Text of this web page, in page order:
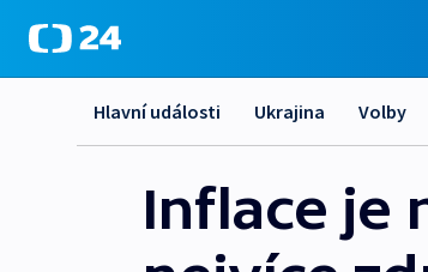
Hlavní události Ukrajina Volby
Inflace je